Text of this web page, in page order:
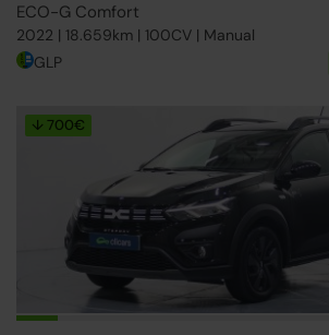
ECO-G Comfort
2022 | 18.659km | 100CV | Manual
GLP
↓ 700€